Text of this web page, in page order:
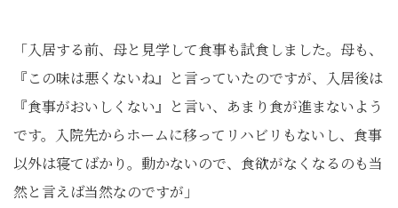
「入居する前、母と見学して食事も試食しました。母も、
『この味は悪くないね』と言っていたのですが、入居後は
『食事がおいしくない』と言い、あまり食が進まないよう
です。入院先からホームに移ってリハビリもないし、食事
以外は寝てばかり。動かないので、食欲がなくなるのも当
然と言えば当然なのですが」